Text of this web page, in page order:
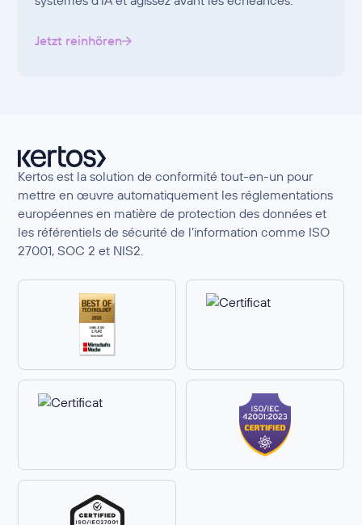
Jetzt reinhören
Kertos est la solution de conformité tout-en-un pour
mettre en œuvre automatiquement les réglementations
européennes en matière de protection des données et
les référentiels de sécurité de l’information comme ISO
27001, SOC 2 et NIS2.